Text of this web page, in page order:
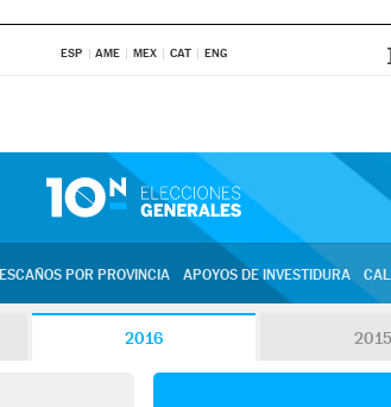
ESP AME MEX CAT ENG
ESCAÑOS POR PROVINCIA APOYOS DE INVESTIDURA
2016 2015